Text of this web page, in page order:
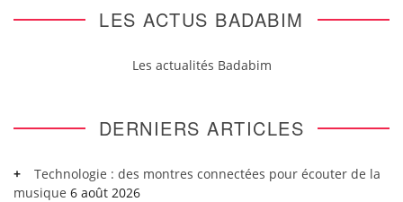
LES ACTUS BADABIM
Les actualités Badabim
DERNIERS ARTICLES
Technologie : des montres connectées pour écouter de la
musique 6 août 2026